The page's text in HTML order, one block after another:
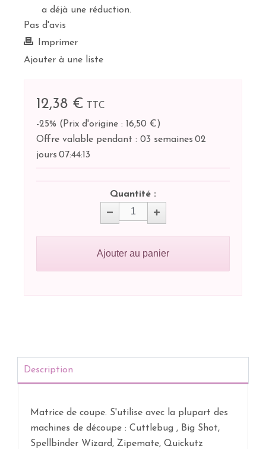
a déjà une réduction.
Pas d'avis
Imprimer
Ajouter à une liste
12,38 €
TTC
-25% ( Prix d'origine : 16,50 €)
Offre valable pendant : 03 semaines 02
jours 07:44:13
Quantité :
Ajouter au panier
Description
Matrice de coupe. S'utilise avec la plupart des
machines de découpe : Cuttlebug , Big Shot,
Spellbinder Wizard, Zipemate, Quickutz